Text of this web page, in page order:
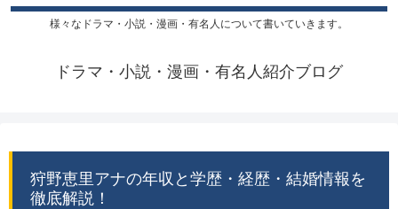
様々なドラマ・小説・漫画・有名人について書いていきます。
ドラマ・小説・漫画・有名人紹介ブログ
狩野恵里アナの年収と学歴・経歴・結婚情報を
徹底解説！